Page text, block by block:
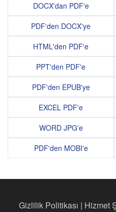
DOCX'dan PDF'e
PDF'den DOCX'ye
HTML'den PDF'e
PPT'den PDF'e
PDF'den EPUB'ye
EXCEL PDF'e
WORD JPG'e
PDF'den MOBI'e
Gizlilik Politikası | Hizmet